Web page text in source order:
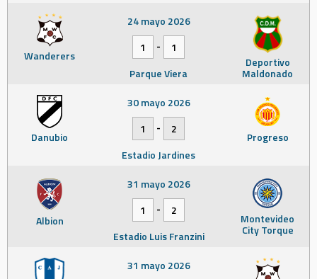
Wanderers Deportivo
Maldonado
24 mayo 2026
1
-
1
Parque Viera
Danubio Progreso
30 mayo 2026
1
-
2
Estadio Jardines
Albion Montevideo
City Torque
31 mayo 2026
1
-
2
Estadio Luis Franzini
31 mayo 2026